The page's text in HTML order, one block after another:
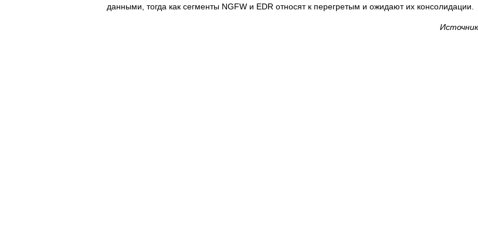
данными, тогда как сегменты NGFW и EDR относят к перегретым и ожидают их консолидации.